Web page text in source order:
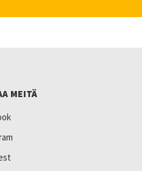
MEITÄ